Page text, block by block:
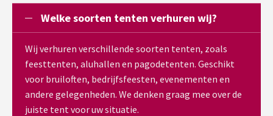
Welke soorten tenten verhuren wij?
Wij verhuren verschillende soorten tenten, zoals
feesttenten, aluhallen en pagodetenten. Geschikt
voor bruiloften, bedrijfsfeesten, evenementen en
andere gelegenheden. We denken graag mee over de
juiste tent voor uw situatie.